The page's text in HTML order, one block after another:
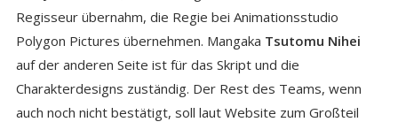
Regisseur übernahm, die Regie bei Animationsstudio
Polygon Pictures übernehmen. Mangaka Tsutomu Nihei
auf der anderen Seite ist für das Skript und die
Charakterdesigns zuständig. Der Rest des Teams, wenn
auch noch nicht bestätigt, soll laut Website zum Großteil